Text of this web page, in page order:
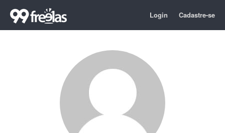
Login Cadastre-se